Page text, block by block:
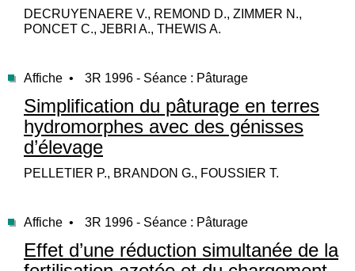
DECRUYENAERE V., REMOND D., ZIMMER N.,
PONCET C., JEBRI A., THEWIS A.
Affiche • 3R 1996 - Séance : Pâturage
Simplification du pâturage en terres
hydromorphes avec des génisses
d’élevage
PELLETIER P., BRANDON G., FOUSSIER T.
Affiche • 3R 1996 - Séance : Pâturage
Effet d’une réduction simultanée de la